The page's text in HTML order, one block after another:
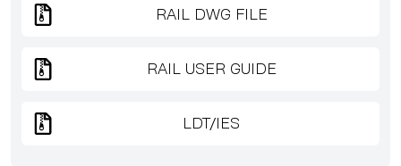
RAIL DWG FILE
RAIL USER GUIDE
LDT/IES